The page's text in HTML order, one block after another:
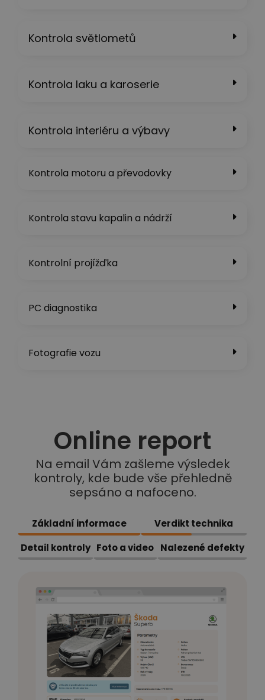
Kontrola světlometů
Kontrola laku a karoserie
Kontrola interiéru a výbavy
Kontrola motoru a převodovky
Kontrola stavu kapalin a nádrží​
Kontrolní projížďka
PC diagnostika
Fotografie vozu
Online report
Na email Vám zašleme výsledek
kontroly, kde bude vše přehledně
sepsáno a nafoceno.
Základní informace
Verdikt technika
Detail kontroly Foto a video Nalezené defekty